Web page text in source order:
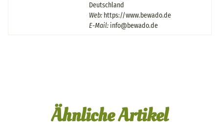
Deutschland
Web: https://www.bewado.de
E-Mail: info@bewado.de
Ähnliche Artikel